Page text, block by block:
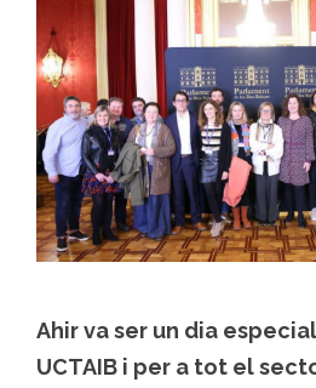
Ahir va ser un dia
UCTAIB i per a tot el